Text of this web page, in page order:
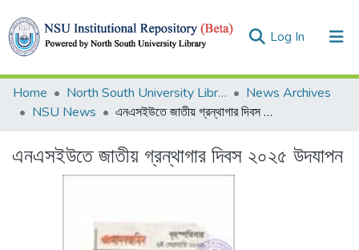
Log In (current)
Collections
Statistics
Home North South University Library
News Archives
NSU News
এনএসইউতে জাতীয় গ্রন্থাগার দিবস ২০২৫ উদযাপন
এনএসইউতে জাতীয় গ্রন্থাগার দিবস ২০২৫ উদযাপন